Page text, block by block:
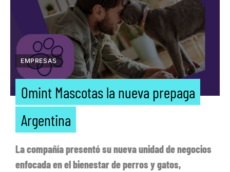
EMPRESAS
Omint Mascotas la nueva prepaga
Argentina
La compañía presentó su nueva unidad de negocios
enfocada en el bienestar de perros y gatos,